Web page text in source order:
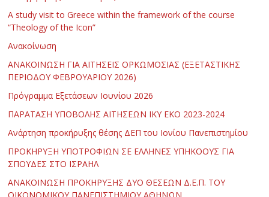
Α study visit to Greece within the framework of the course
“Theology of the Icon”
Ανακοίνωση
ΑΝΑΚΟΙΝΩΣΗ ΓΙΑ ΑΙΤΗΣΕΙΣ ΟΡΚΩΜΟΣΙΑΣ (ΕΞΕΤΑΣΤΙΚΗΣ
ΠΕΡΙΟΔΟΥ ΦΕΒΡΟΥΑΡΙΟΥ 2026)
Πρόγραμμα Εξετάσεων Ιουνίου 2026
ΠΑΡΑΤΑΣΗ ΥΠΟΒΟΛΗΣ ΑΙΤΗΣΕΩΝ ΙΚΥ ΕΚΟ 2023-2024
Ανάρτηση προκήρυξης θέσης ΔΕΠ του Ιονίου Πανεπιστημίου
ΠΡΟΚΗΡΥΞΗ ΥΠΟΤΡΟΦΙΩΝ ΣΕ ΕΛΛΗΝΕΣ ΥΠΗΚΟΟΥΣ ΓΙΑ
ΣΠΟΥΔΕΣ ΣΤΟ ΙΣΡΑΗΛ
ΑΝΑΚΟΙΝΩΣΗ ΠΡΟΚΗΡΥΞΗΣ ΔΥΟ ΘΕΣΕΩΝ Δ.Ε.Π. ΤΟΥ